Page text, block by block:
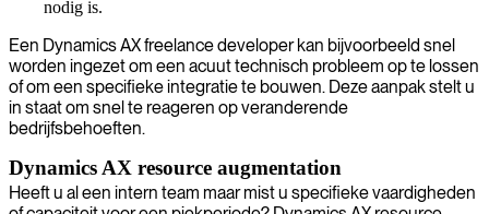
nodig is.
Een Dynamics AX freelance developer kan bijvoorbeeld snel
worden ingezet om een acuut technisch probleem op te lossen
of om een specifieke integratie te bouwen. Deze aanpak stelt u
in staat om snel te reageren op veranderende
bedrijfsbehoeften.
Dynamics AX resource augmentation
Heeft u al een intern team maar mist u specifieke vaardigheden